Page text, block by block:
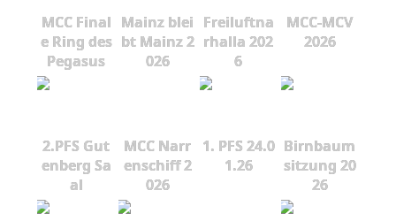
MCC Final
e Ring des
Pegasus
Mainz blei
bt Mainz 2
026
Freiluftna
rhalla 202
6
MCC-MCV
2026
2.PFS Gut
enberg Sa
al
MCC Narr
enschiff 2
026
1. PFS 24.0
1.26
Birnbaum
sitzung 20
26